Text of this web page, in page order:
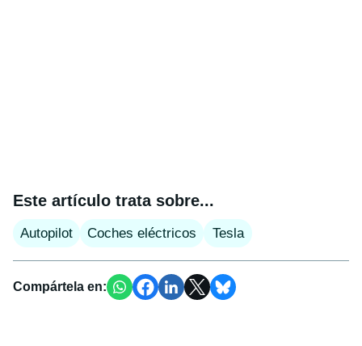
Este artículo trata sobre...
Autopilot Coches eléctricos Tesla
Compártela en: